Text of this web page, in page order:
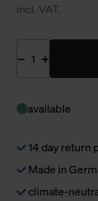
incl. VAT.
available
14 day return
Made in
climate-